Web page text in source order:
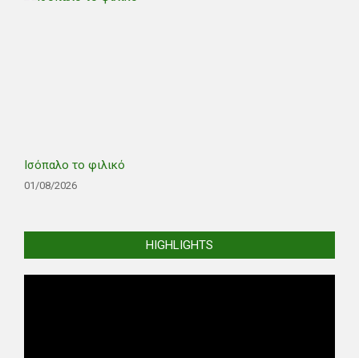
Ισόπαλο το φιλικό
01/08/2026
HIGHLIGHTS